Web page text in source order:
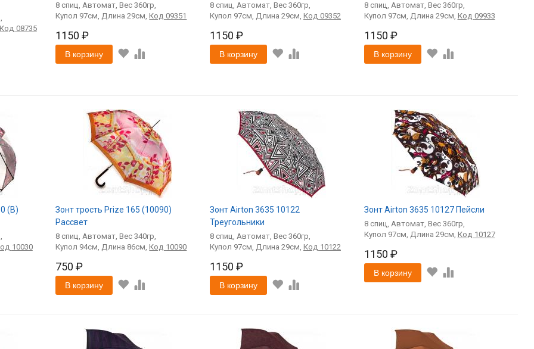
Код 08735
8 спиц Автомат
360
97
29 Код09351
1150 ₽
В корзину
8спиц Автомат
360
97
29 Код 09352
1150 ₽
В корзину
8спиц Автомат
360
97
29 Код 09933
1150 ₽
В корзину
(В)
10030
Зонт трость Prize 165 (10090)
Рассвет
8 спиц Автомат
340
94
86 Код 10090
750 ₽
В корзину
Зонт Airton 3635 10122
Треугольники
8спиц Автомат
360
97
29 Код 10122
1150 ₽
В корзину
Зонт Airton 3635 10127 Пейсли
8спиц Автомат
360
97
29 Код 10127
1150 ₽
В корзину